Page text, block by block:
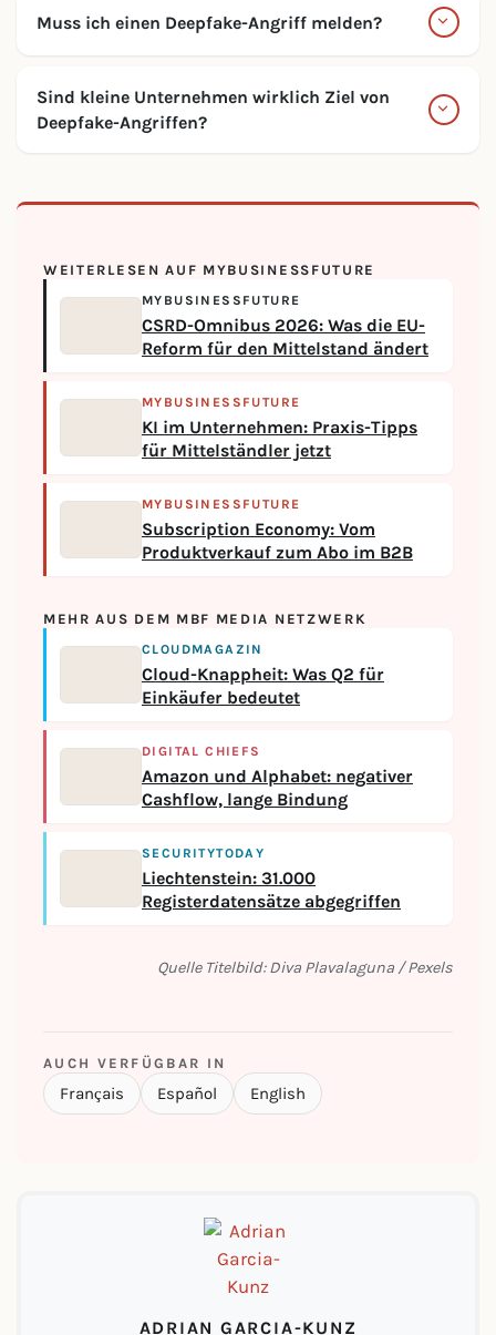
Muss ich einen Deepfake-Angriff melden?
Sind kleine Unternehmen wirklich Ziel von
Deepfake-Angriffen?
WEITERLESEN AUF MYBUSINESSFUTURE
MYBUSINESSFUTURE
CSRD-Omnibus 2026: Was die EU-
Reform für den Mittelstand ändert
MYBUSINESSFUTURE
KI im Unternehmen: Praxis-Tipps
für Mittelständler jetzt
MYBUSINESSFUTURE
Subscription Economy: Vom
Produktverkauf zum Abo im B2B
MEHR AUS DEM MBF MEDIA NETZWERK
CLOUDMAGAZIN
Cloud-Knappheit: Was Q2 für
Einkäufer bedeutet
DIGITAL CHIEFS
Amazon und Alphabet: negativer
Cashflow, lange Bindung
SECURITYTODAY
Liechtenstein: 31.000
Registerdatensätze abgegriffen
Quelle Titelbild: Diva Plavalaguna / Pexels
AUCH VERFÜGBAR IN
Français Español English
ADRIAN GARCIA-KUNZ